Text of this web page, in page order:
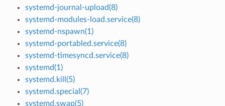
systemd-journal-upload(8)
systemd-modules-load.service(8)
systemd-nspawn(1)
systemd-portabled.service(8)
systemd-timesyncd.service(8)
systemd(1)
systemd.kill(5)
systemd.special(7)
systemd.swap(5)